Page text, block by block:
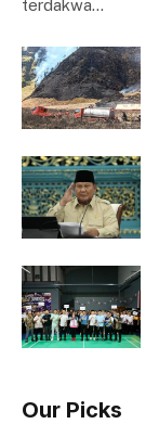
terdakwa…
Our Picks